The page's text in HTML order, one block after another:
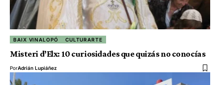
BAIX VINALOPÓ CULTURARTE
Misteri d’Elx: 10 curiosidades que quizás no conocías
PorAdrián Lupiáñez